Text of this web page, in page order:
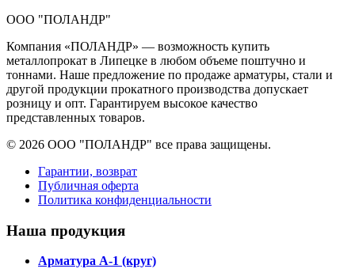
ООО "ПОЛАНДР"
Компания «ПОЛАНДР» — возможность купить
металлопрокат в Липецке в любом объеме поштучно и
тоннами. Наше предложение по продаже арматуры, стали и
другой продукции прокатного производства допускает
розницу и опт. Гарантируем высокое качество
представленных товаров.
© 2026 ООО "ПОЛАНДР" все права защищены.
Гарантии, возврат
Публичная оферта
Политика конфиденциальности
Наша продукция
Арматура А-1 (круг)